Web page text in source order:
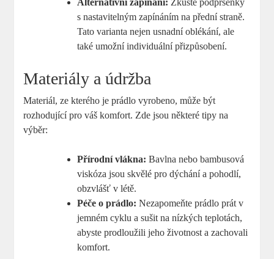
Alternativní zapínání: Zkuste podprsenky
s nastavitelným zapínáním na přední straně.
Tato varianta nejen usnadní oblékání, ale
také umožní individuální přizpůsobení.
Materiály a údržba
Materiál, ze kterého je prádlo vyrobeno, může být
rozhodující pro váš komfort. Zde jsou některé tipy na
výběr:
Přírodní vlákna: Bavlna nebo bambusová
viskóza jsou skvělé pro dýchání a pohodlí,
obzvlášť v létě.
Péče o prádlo: Nezapomeňte prádlo prát v
jemném cyklu a sušit na nízkých teplotách,
abyste prodloužili jeho životnost a zachovali
komfort.